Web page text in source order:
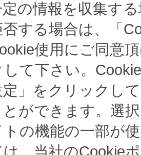
の情報を収集す
する場合は、「
使用にご同意
て下さい。
定」をクリックし
ができます。選
の機能の一部が
、当社のCookie